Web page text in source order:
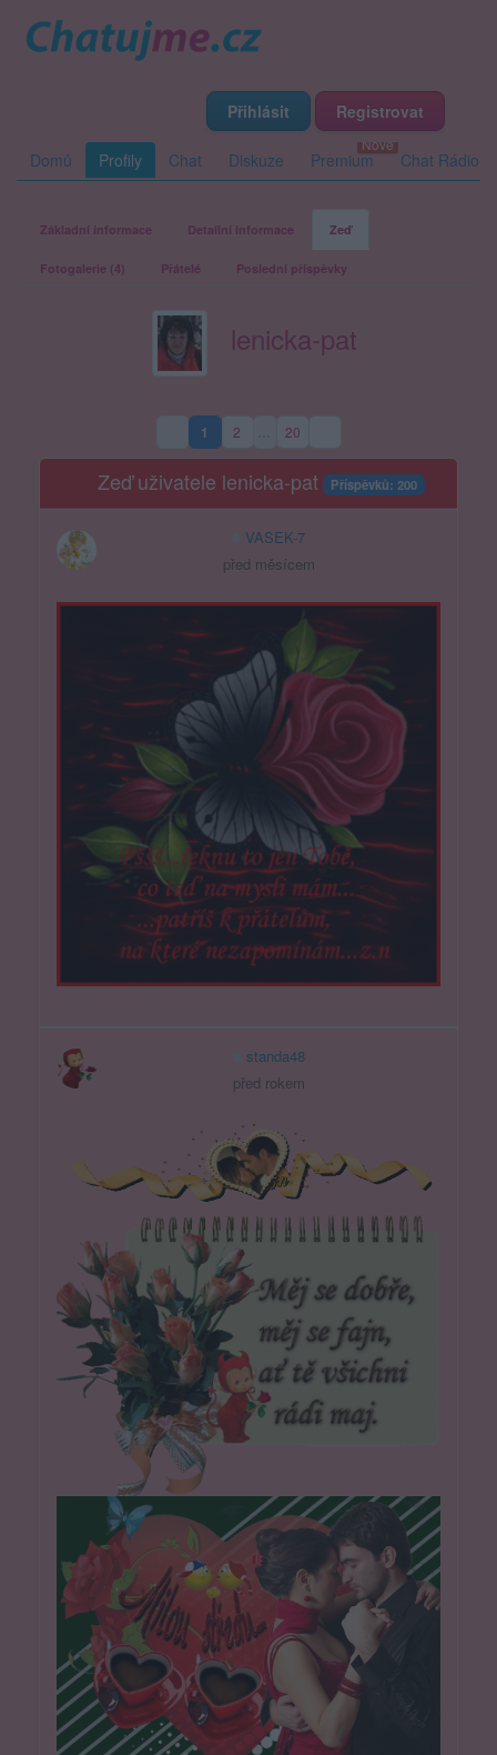
Přihlásit Registrovat
Domů Profily Chat Diskuze Premium Chat Rádio
Základní informace Detailní informace Zeď
Fotogalerie (4) Přátelé Poslední příspěvky
lenicka-pat
1(aktuální strana)
2 20
Zeď uživatele lenicka-pat Příspěvků: 200
VASEK-7
před měsícem
standa48
před rokem